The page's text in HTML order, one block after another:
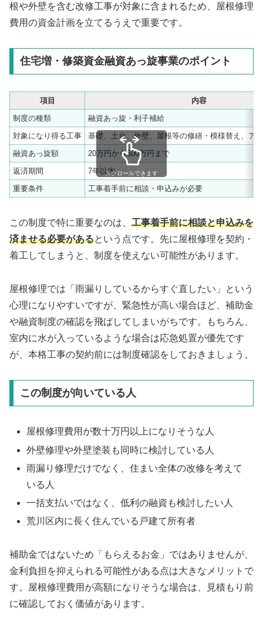
根や外壁を含む改修工事が対象に含まれるため、屋根修理
費用の資金計画を立てるうえで重要です。
住宅増・修築資金融資あっ旋事業のポイント
項目
内容
制度の種類
融資あっ旋・利子補給
対象になり得る工事
基礎、土台、外壁、屋根等の修繕・模様替え、ア
融資あっ旋額
20万円から500万円まで
返済期間
7年以内
重要条件
工事着手前に相談・申込みが必要
スクロールできます
この制度で特に重要なのは、 工事着手前に相談と申込みを
済ませる必要があるという点です。先に屋根修理を契約・
着工してしまうと、制度を使えない可能性があります。
屋根修理では「雨漏りしているからすぐ直したい」という
心理になりやすいですが、緊急性が高い場合ほど、補助金
や融資制度の確認を飛ばしてしまいがちです。もちろん、
室内に水が入っているような場合は応急処置が優先です
が、本格工事の契約前には制度確認をしておきましょう。
この制度が向いている人
屋根修理費用が数十万円以上になりそうな人
外壁修理や外壁塗装も同時に検討している人
雨漏り修理だけでなく、住まい全体の改修を考えて
いる人
一括支払いではなく、低利の融資も検討したい人
荒川区内に長く住んでいる戸建て所有者
補助金ではないため「もらえるお金」ではありませんが、
金利負担を抑えられる可能性がある点は大きなメリットで
す。屋根修理費用が高額になりそうな場合は、見積もり前
に確認しておく価値があります。